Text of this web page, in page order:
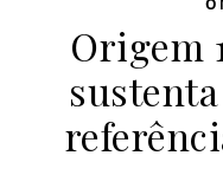
Origem